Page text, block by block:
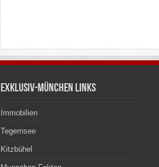
Exklusiv-München Links
Immobilien
Tegernsee
Kitzbühel